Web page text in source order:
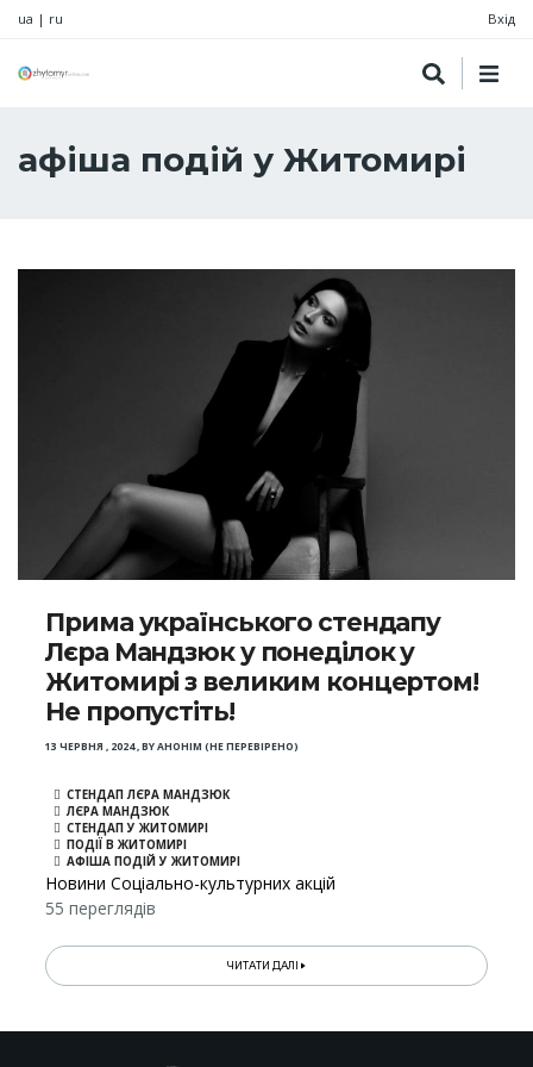
ua | ru Вхід
афіша подій у Житомирі
Прима українського стендапу
Лєра Мандзюк у понеділок у
Житомирі з великим концертом!
Не пропустіть!
13 ЧЕРВНЯ , 2024,BYАНОНІМ (НЕ ПЕРЕВІРЕНО)
СТЕНДАП ЛЄРА МАНДЗЮК
ЛЄРА МАНДЗЮК
СТЕНДАП У ЖИТОМИРІ
ПОДІЇ В ЖИТОМИРІ
АФІША ПОДІЙ У ЖИТОМИРІ
Новини Соціально-культурних акцій
55 переглядів
ЧИТАТИ ДАЛІ